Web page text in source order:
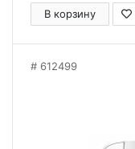
В корзину
612499